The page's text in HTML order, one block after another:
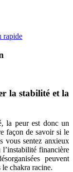
rapide
la stabilité et la
la peur est donc un
façon de savoir si le
vous sentez anxieux
financière
peuvent
le chakra racine.